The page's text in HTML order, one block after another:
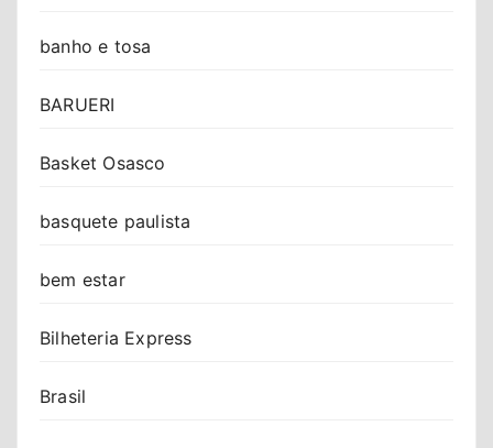
banho e tosa
BARUERI
Basket Osasco
basquete paulista
bem estar
Bilheteria Express
Brasil